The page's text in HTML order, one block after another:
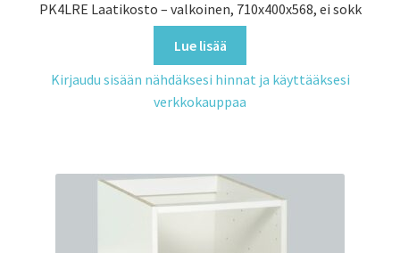
PK4LRE Laatikosto – valkoinen, 710x400x568, ei sokk
Lue lisää
Kirjaudu sisään nähdäksesi hinnat ja käyttääksesi
verkkokauppaa